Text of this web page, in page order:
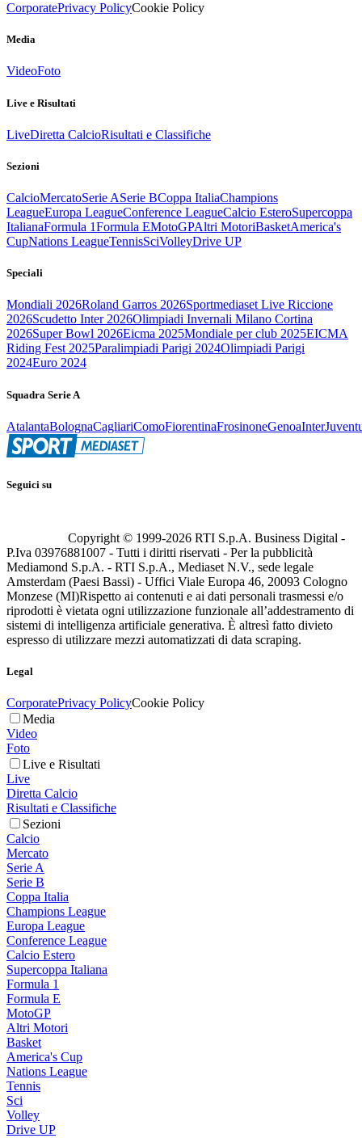
CorporatePrivacy PolicyCookie Policy
Media
VideoFoto
Live e Risultati
LiveDiretta CalcioRisultati e Classifiche
Sezioni
CalcioMercatoSerie ASerie BCoppa ItaliaChampions
LeagueEuropa LeagueConference LeagueCalcio EsteroSupercoppa
ItalianaFormula 1Formula EMotoGPAltri MotoriBasketAmerica's
CupNations LeagueTennisSciVolleyDrive UP
Speciali
Mondiali 2026Roland Garros 2026Sportmediaset Live Riccione
2026Scudetto Inter 2026Olimpiadi Invernali Milano Cortina
2026Super Bowl 2026Eicma 2025Mondiale per club 2025EICMA
Riding Fest 2025Paralimpiadi Parigi 2024Olimpiadi Parigi
2024Euro 2024
Squadra Serie A
AtalantaBolognaCagliariComoFiorentinaFrosinoneGenoaInter
Seguici su
Copyright © 1999-2026 RTI S.p.A. Business Digital -
P.Iva 03976881007 - Tutti i diritti riservati - Per la pubblicità
Mediamond S.p.A. - RTI S.p.A., Mediaset N.V., sede legale
Amsterdam (Paesi Bassi) - Uffici Viale Europa 46, 20093 Cologno
Monzese (MI)Rispetto ai contenuti e ai dati personali trasmessi e/o
riprodotti è vietata ogni utilizzazione funzionale all’addestramento di
sistemi di intelligenza artificiale generativa. È altresì fatto divieto
espresso di utilizzare mezzi automatizzati di data scraping.
Legal
CorporatePrivacy PolicyCookie Policy
Media
Video
Foto
Live e Risultati
Live
Diretta Calcio
Risultati e Classifiche
Sezioni
Calcio
Mercato
Serie A
Serie B
Coppa Italia
Champions League
Europa League
Conference League
Calcio Estero
Supercoppa Italiana
Formula 1
Formula E
MotoGP
Altri Motori
Basket
America's Cup
Nations League
Tennis
Sci
Volley
Drive UP